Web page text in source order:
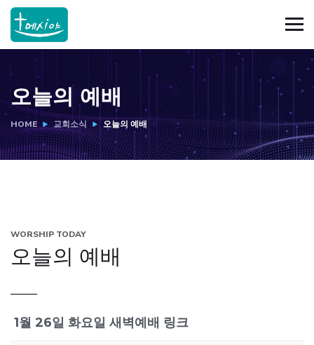
오늘의 예배
HOME 교회소식 오늘의 예배
WORSHIP TODAY
오늘의 예배
1월 26일 화요일 새벽예배 링크